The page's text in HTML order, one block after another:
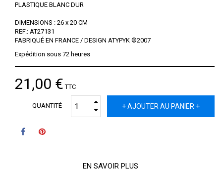
PLASTIQUE BLANC DUR
DIMENSIONS : 26 x 20 CM
REF.: AT27131
FABRIQUÉ EN FRANCE / DESIGN ATYPYK ©2007
Expédition sous 72 heures
21,00 € TTC
QUANTITÉ + AJOUTER AU PANIER +
EN SAVOIR PLUS